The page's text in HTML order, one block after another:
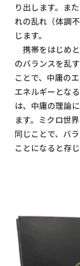
り出します。ま
れの乱れ（体調
じます。
携帯をはじめ
のバランスを乱
ことで、中庸の
エネルギーとな
は、中庸の理論
ます。ミクロ世
同じことで、バ
ことになると存じ